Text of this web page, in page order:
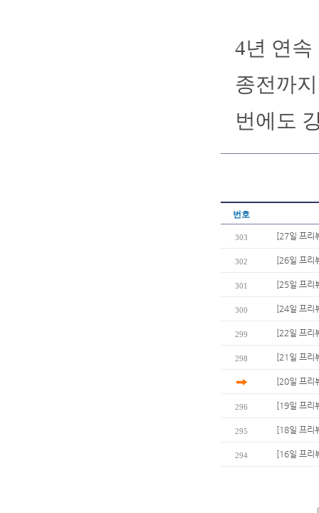
4년 연속
종전까
번에도
번호
303 [27일 프리
302 [26일 프리
301 [25일 프리
300 [24일 프리
299 [22일 프리
298 [21일 프리
[20일 프리
296 [19일 프리
295 [18일 프리
294 [16일 프리